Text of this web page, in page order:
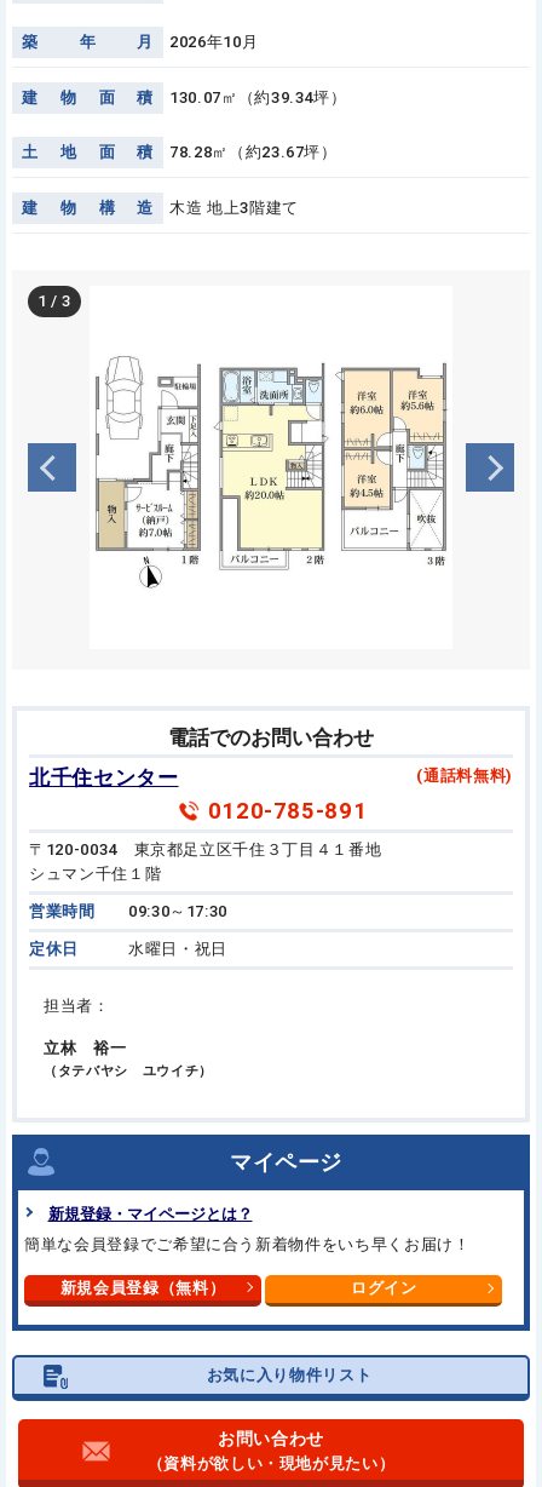
築 年 月 2026年10月
建 物 面 積 130.07㎡（約39.34坪）
土 地 面 積 78.28㎡（約23.67坪）
建 物 構 造 木造 地上3階建て
1 /3
電話でのお問い合わせ
北千住センター
(通話料無料)
0120-785-891
〒120-0034 東京都足立区千住３丁目４１番地
シュマン千住１階
営業時間 09:30～17:30
定休日 水曜日・祝日
担当者：
立林 裕一
（タテバヤシ ユウイチ）
マイページ
新規登録・マイページとは？
簡単な会員登録でご希望に合う 新着物件をいち早くお届け！
新規会員登録（無料） ログイン
お気に入り物件リスト
お問い合わせ
（資料が欲しい・現地が見たい）